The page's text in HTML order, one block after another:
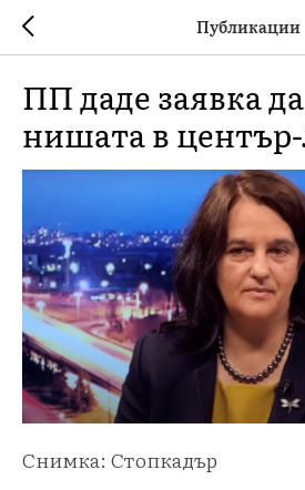
Публикации
ПП даде заявка
нишата в
Снимка: Стопкадър